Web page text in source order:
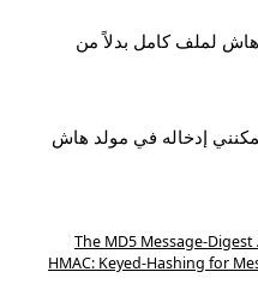
هاش لملف كامل بدلاً من
إدخاله في مولد هاش
The MD5 Message-
HMAC: Keyed-Hashing for